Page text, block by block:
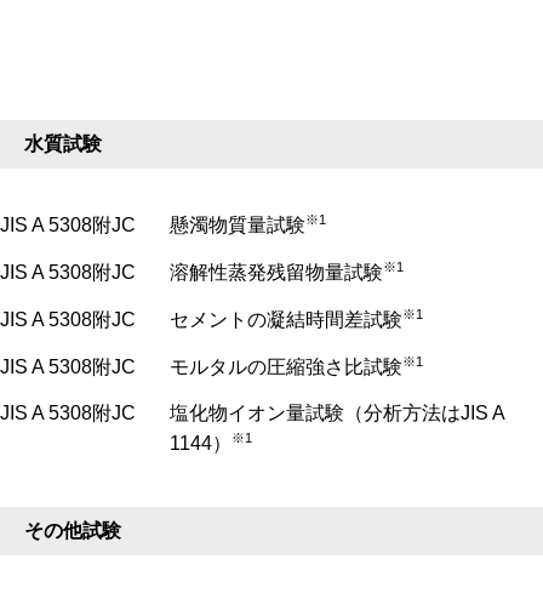
水質試験
JIS A 5308附JC 懸濁物質量試験※1
JIS A 5308附JC 溶解性蒸発残留物量試験※1
JIS A 5308附JC セメントの凝結時間差試験※1
JIS A 5308附JC モルタルの圧縮強さ比試験※1
JIS A 5308附JC
塩化物イオン量試験（分析方法はJIS A
1144）
※1
その他試験